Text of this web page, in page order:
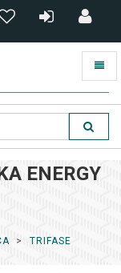
ENERGY
TRIFASE